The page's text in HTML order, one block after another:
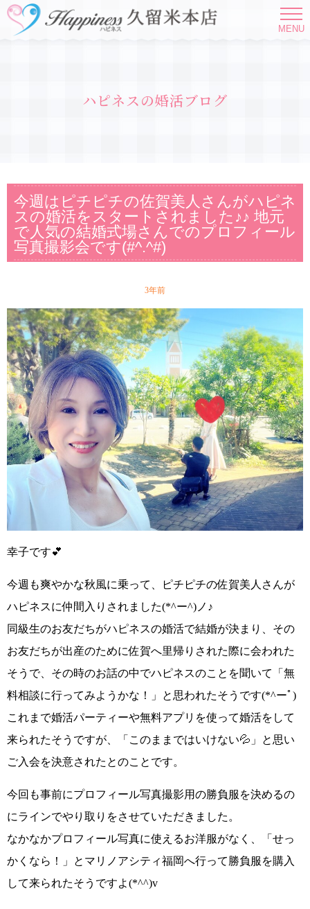
MENU
ハピネスの婚活ブログ
今週はピチピチの佐賀美人さんがハピネ
スの婚活をスタートされました♪♪ 地元
で人気の結婚式場さんでのプロフィール
写真撮影会です(#^.^#)
3年前
幸子です💕
今週も爽やかな秋風に乗って
ピチピチの佐賀美人さんが
ハピネスに仲間入り されました(*^ー^)ノ♪
同級生のお友だちがハピネスの婚活で結婚が決まり、その
お友だちが出産のために佐賀へ里帰りされた際に会われた
そうで、その時のお話の中でハピネスのことを聞いて
「無
料相談に行ってみようかな！」
と思われたそうです(*^ーﾟ)
これまで婚活パーティーや無料アプリを使って婚活をして
来られたそうですが、
「このままではいけない💦」
と思い
ご入会を決意されたとのことです。
今回も事前にプロフィール写真撮影用の勝負服を決めるの
にラインでやり取りをさせていただきました。
なかなかプロフィール写真に使えるお洋服がなく、
「せっ
かくなら！」
と マリノアシティ福岡へ行って勝負服を購入
して来られたそうですよ(*^^)v